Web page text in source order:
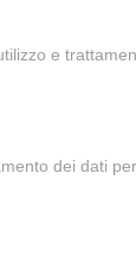
e
dei dati